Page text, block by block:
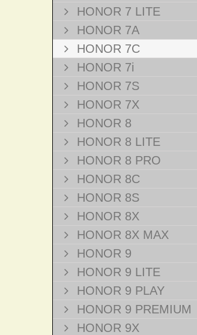
HONOR 7 LITE
HONOR 7A
HONOR 7C
HONOR 7i
HONOR 7S
HONOR 7X
HONOR 8
HONOR 8 LITE
HONOR 8 PRO
HONOR 8C
HONOR 8S
HONOR 8X
HONOR 8X MAX
HONOR 9
HONOR 9 LITE
HONOR 9 PLAY
HONOR 9 PREMIUM
HONOR 9X